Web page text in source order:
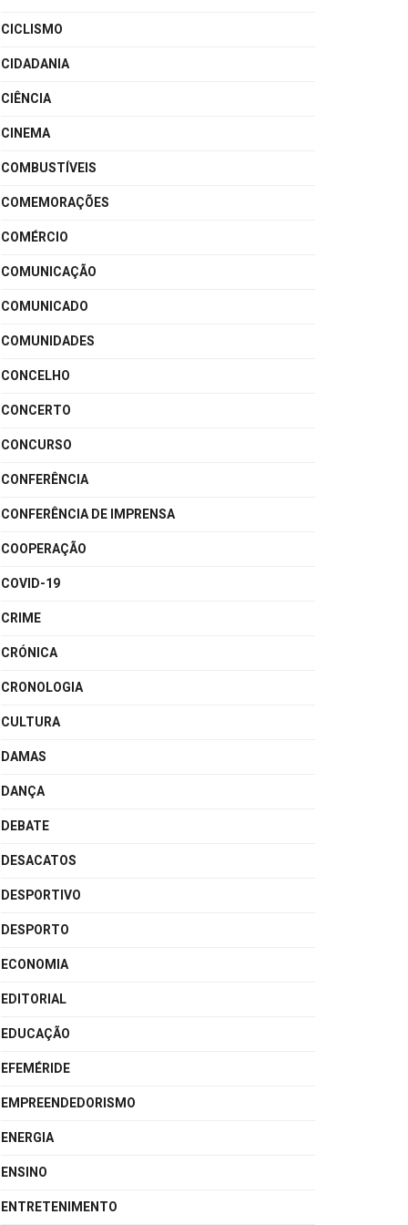
CICLISMO
CIDADANIA
CIÊNCIA
CINEMA
COMBUSTÍVEIS
COMEMORAÇÕES
COMÉRCIO
COMUNICAÇÃO
COMUNICADO
COMUNIDADES
CONCELHO
CONCERTO
CONCURSO
CONFERÊNCIA
CONFERÊNCIA DE IMPRENSA
COOPERAÇÃO
COVID-19
CRIME
CRÓNICA
CRONOLOGIA
CULTURA
DAMAS
DANÇA
DEBATE
DESACATOS
DESPORTIVO
DESPORTO
ECONOMIA
EDITORIAL
EDUCAÇÃO
EFEMÉRIDE
EMPREENDEDORISMO
ENERGIA
ENSINO
ENTRETENIMENTO